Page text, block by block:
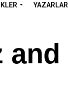
YAZARLAR
and